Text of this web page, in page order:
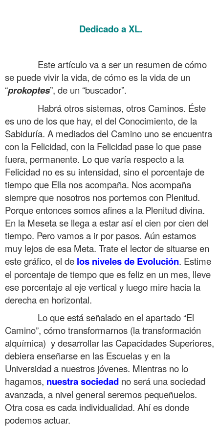
Dedicado a XL.
Este artículo va a ser un resumen de cómo
se puede vivir la vida, de cómo es la vida de un
“prokoptes”, de un “buscador”.
Habrá otros sistemas, otros Caminos. Éste
es uno de los que hay, el del Conocimiento, de la
Sabiduría. A mediados del Camino uno se encuentra
con la Felicidad, con la Felicidad pase lo que pase
fuera, permanente. Lo que varía respecto a la
Felicidad no es su intensidad, sino el porcentaje de
tiempo que Ella nos acompaña. Nos acompaña
siempre que nosotros nos portemos con Plenitud.
Porque entonces somos afines a la Plenitud divina.
En la Meseta se llega a estar así el cien por cien del
tiempo. Pero vamos a ir por pasos. Aún estamos
muy lejos de esa Meta. Trate el lector de situarse en
este gráfico, el de los niveles de Evolución. Estime
el porcentaje de tiempo que es feliz en un mes, lleve
ese porcentaje al eje vertical y luego mire hacia la
derecha en horizontal.
Lo que está señalado en el apartado “El
Camino”, cómo transformarnos (la transformación
alquímica) y desarrollar las Capacidades Superiores,
debiera enseñarse en las Escuelas y en la
Universidad a nuestros jóvenes. Mientras no lo
hagamos, nuestra sociedad no será una sociedad
avanzada, a nivel general seremos pequeñuelos.
Otra cosa es cada individualidad. Ahí es donde
podemos actuar.